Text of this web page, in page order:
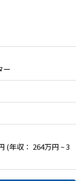
ー
(年収： 264万円 ~ 3